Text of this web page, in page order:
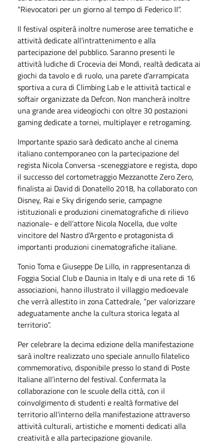
“Rievocatori per un giorno al tempo di Federico II”.
Il festival ospiterà inoltre numerose aree tematiche e
attività dedicate all’intrattenimento e alla
partecipazione del pubblico. Saranno presenti le
attività ludiche di Crocevia dei Mondi, realtà dedicata ai
giochi da tavolo e di ruolo, una parete d’arrampicata
sportiva a cura di Climbing Lab e le attività tactical e
softair organizzate da Defcon. Non mancherà inoltre
una grande area videogiochi con oltre 30 postazioni
gaming dedicate a tornei, multiplayer e retrogaming.
Importante spazio sarà dedicato anche al cinema
italiano contemporaneo con la partecipazione del
regista Nicola Conversa -sceneggiatore e regista, dopo
il successo del cortometraggio Mezzanotte Zero Zero,
finalista ai David di Donatello 2018, ha collaborato con
Disney, Rai e Sky dirigendo serie, campagne
istituzionali e produzioni cinematografiche di rilievo
nazionale- e dell’attore Nicola Nocella, due volte
vincitore del Nastro d’Argento e protagonista di
importanti produzioni cinematografiche italiane.
Tonio Toma e Giuseppe De Lillo, in rappresentanza di
Foggia Social Club e Daunia in Italy e di una rete di 16
associazioni, hanno illustrato il villaggio medioevale
che verrà allestito in zona Cattedrale, “per valorizzare
adeguatamente anche la cultura storica legata al
territorio”.
Per celebrare la decima edizione della manifestazione
sarà inoltre realizzato uno speciale annullo filatelico
commemorativo, disponibile presso lo stand di Poste
Italiane all’interno del festival. Confermata la
collaborazione con le scuole della città, con il
coinvolgimento di studenti e realtà formative del
territorio all’interno della manifestazione attraverso
attività culturali, artistiche e momenti dedicati alla
creatività e alla partecipazione giovanile.